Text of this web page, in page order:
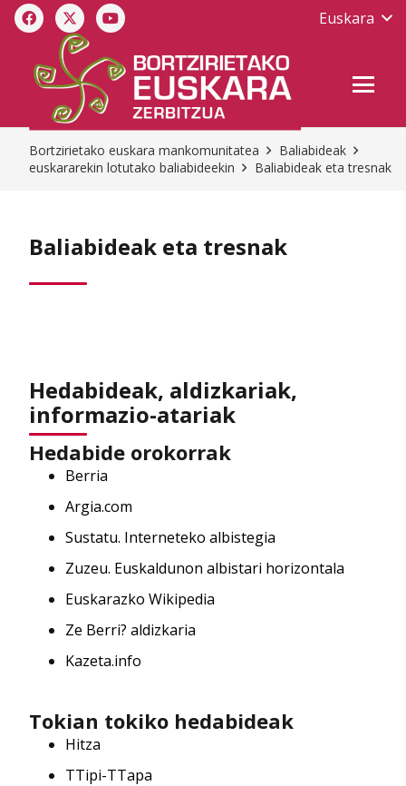
Euskara
Bortzirietako euskara mankomunitatea
Baliabideak
euskararekin lotutako baliabideekin
Baliabideak eta tresnak
Baliabideak eta tresnak
Hedabideak, aldizkariak,
informazio-atariak
Hedabide orokorrak
Berria
Argia.com
Sustatu. Interneteko albistegia
Zuzeu. Euskaldunon albistari horizontala
Euskarazko Wikipedia
Ze Berri? aldizkaria
Kazeta.info
Tokian tokiko hedabideak
Hitza
TTipi-TTapa